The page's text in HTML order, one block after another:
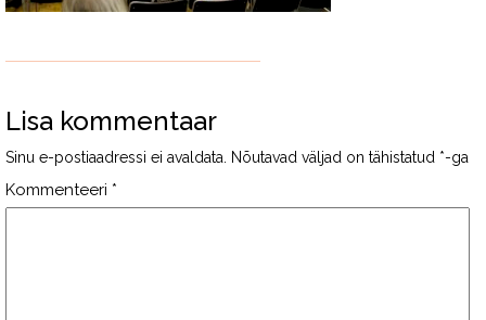
Lisa kommentaar
Sinu e-postiaadressi ei avaldata. Nõutavad väljad on tähistatud *-ga
Kommenteeri *